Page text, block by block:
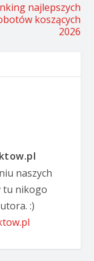
najlepszych
koszących
2026
naszych
tu nikogo
:)